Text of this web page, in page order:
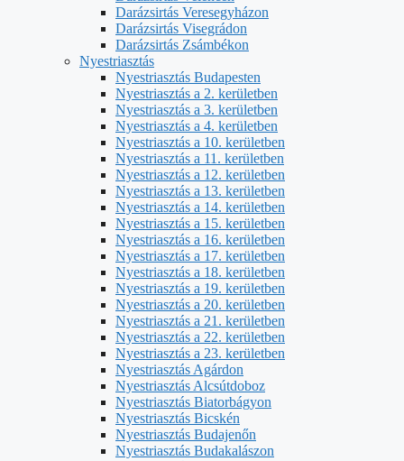
Darázsirtás Veresegyházon
Darázsirtás Visegrádon
Darázsirtás Zsámbékon
Nyestriasztás
Nyestriasztás Budapesten
Nyestriasztás a 2. kerületben
Nyestriasztás a 3. kerületben
Nyestriasztás a 4. kerületben
Nyestriasztás a 10. kerületben
Nyestriasztás a 11. kerületben
Nyestriasztás a 12. kerületben
Nyestriasztás a 13. kerületben
Nyestriasztás a 14. kerületben
Nyestriasztás a 15. kerületben
Nyestriasztás a 16. kerületben
Nyestriasztás a 17. kerületben
Nyestriasztás a 18. kerületben
Nyestriasztás a 19. kerületben
Nyestriasztás a 20. kerületben
Nyestriasztás a 21. kerületben
Nyestriasztás a 22. kerületben
Nyestriasztás a 23. kerületben
Nyestriasztás Agárdon
Nyestriasztás Alcsútdoboz
Nyestriasztás Biatorbágyon
Nyestriasztás Bicskén
Nyestriasztás Budajenőn
Nyestriasztás Budakalászon